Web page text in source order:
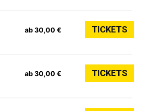
ab 30,00 € TICKETS
ab 30,00 € TICKETS